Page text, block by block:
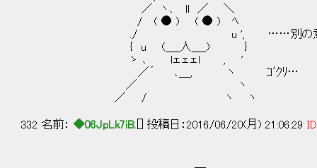
／ ヽ､ ll ／ ＼
/ ( ● ) ( ● ) ﾍ
./ u ', ……別の意味
{ u (＿_人＿_) }
ゝ ､ lェェェl , '
／´ ､＿, ヽ ｺﾞｸﾘ…
／ ヽ
／ / ヽ ヽ
332 名前： ◆06JpLk7iB. [] 投稿日：2016/06/20(月) 21:06:29